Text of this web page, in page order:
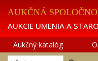
AUKČNÁ
AUKCIE UMENIA A
Aukčný katalóg